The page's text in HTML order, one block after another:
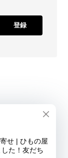
登録